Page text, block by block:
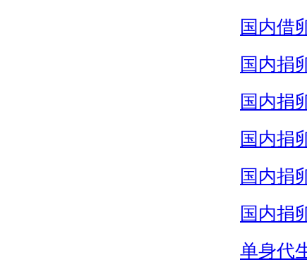
国内借
国内捐
国内捐
国内捐
国内捐
国内捐
单身代